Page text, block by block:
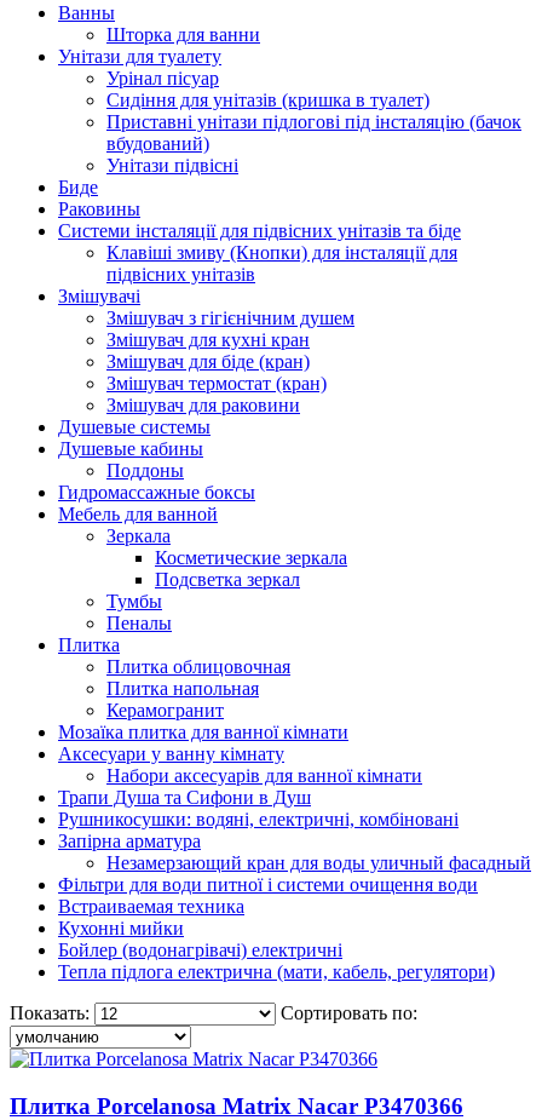
Ванны
Шторка для ванни
Унітази для туалету
Урінал пісуар
Сидіння для унітазів (кришка в туалет)
Приставні унітази підлогові під інсталяцію (бачок
вбудований)
Унітази підвісні
Биде
Раковины
Системи інсталяції для підвісних унітазів та біде
Клавіші змиву (Кнопки) для інсталяції для
підвісних унітазів
Змішувачі
Змішувач з гігієнічним душем
Змішувач для кухні кран
Змішувач для біде (кран)
Змішувач термостат (кран)
Змішувач для раковини
Душевые системы
Душевые кабины
Поддоны
Гидромассажные боксы
Мебель для ванной
Зеркала
Косметические зеркала
Подсветка зеркал
Тумбы
Пеналы
Плитка
Плитка облицовочная
Плитка напольная
Керамогранит
Мозаїка плитка для ванної кімнати
Аксесуари у ванну кімнату
Набори аксесуарів для ванної кімнати
Трапи Душа та Сифони в Душ
Рушникосушки: водяні, електричні, комбіновані
Запірна арматура
Незамерзающий кран для воды уличный фасадный
Фільтри для води питної і системи очищення води
Встраиваемая техника
Кухонні мийки
Бойлер (водонагрівачі) електричні
Тепла підлога електрична (мати, кабель, регулятори)
Показать:
Сортировать по:
Плитка Porcelanosa Matrix Nacar P3470366